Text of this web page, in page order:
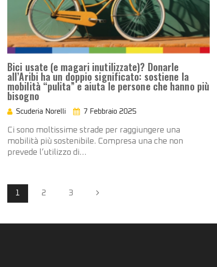
Bici usate (e magari inutilizzate)? Donarle
all’Aribi ha un doppio significato: sostiene la
mobilità “pulita” e aiuta le persone che hanno più
bisogno
Scuderia Norelli 7 Febbraio 2025
Ci sono moltissime strade per raggiungere una
mobilità più sostenibile. Compresa una che non
prevede l’utilizzo di…
Page
navigation
1 2 3 Next